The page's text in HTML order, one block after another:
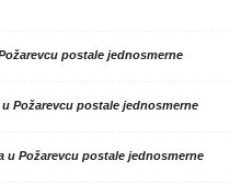
postale jednosmerne
Požarevcu postale jednosmerne
u Požarevcu postale jednosmerne